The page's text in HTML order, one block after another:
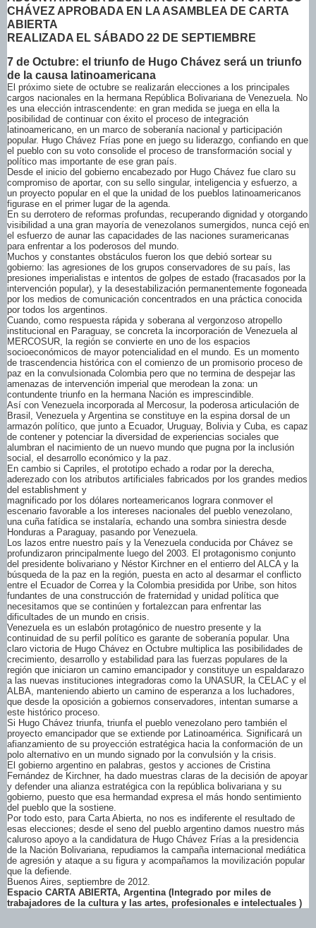
CHÁVEZ APROBADA EN LA ASAMBLEA DE CARTA
ABIERTA
REALIZADA EL SÁBADO 22 DE SEPTIEMBRE
7 de Octubre: el triunfo de Hugo Chávez será un triunfo
de la causa latinoamericana
El próximo siete de octubre se realizarán elecciones a los principales
cargos nacionales en la hermana República Bolivariana de Venezuela. No
es una elección intrascendente: en gran medida se juega en ella la
posibilidad de continuar con éxito el proceso de integración
latinoamericano, en un marco de soberanía nacional y participación
popular. Hugo Chávez Frías pone en juego su liderazgo, confiando en que
el pueblo con su voto consolide el proceso de transformación social y
político mas importante de ese gran país.
Desde el inicio del gobierno encabezado por Hugo Chávez fue claro su
compromiso de aportar, con su sello singular, inteligencia y esfuerzo, a
un proyecto popular en el que la unidad de los pueblos latinoamericanos
figurase en el primer lugar de la agenda.
En su derrotero de reformas profundas, recuperando dignidad y otorgando
visibilidad a una gran mayoría de venezolanos sumergidos, nunca cejó en
el esfuerzo de aunar las capacidades de las naciones suramericanas
para enfrentar a los poderosos del mundo.
Muchos y constantes obstáculos fueron los que debió sortear su
gobierno: las agresiones de los grupos conservadores de su país, las
presiones imperialistas e intentos de golpes de estado (fracasados por la
intervención popular), y la desestabilización permanentemente fogoneada
por los medios de comunicación concentrados en una práctica conocida
por todos los argentinos.
Cuando, como respuesta rápida y soberana al vergonzoso atropello
institucional en Paraguay, se concreta la incorporación de Venezuela al
MERCOSUR, la región se convierte en uno de los espacios
socioeconómicos de mayor potencialidad en el mundo. Es un momento
de trascendencia histórica con el comienzo de un promisorio proceso de
paz en la convulsionada Colombia pero que no termina de despejar las
amenazas de intervención imperial que merodean la zona: un
contundente triunfo en la hermana Nación es imprescindible.
Así con Venezuela incorporada al Mercosur, la poderosa articulación de
Brasil, Venezuela y Argentina se constituye en la espina dorsal de un
armazón político, que junto a Ecuador, Uruguay, Bolivia y Cuba, es capaz
de contener y potenciar la diversidad de experiencias sociales que
alumbran el nacimiento de un nuevo mundo que pugna por la inclusión
social, el desarrollo económico y la paz.
En cambio si Capriles, el prototipo echado a rodar por la derecha,
aderezado con los atributos artificiales fabricados por los grandes medios
del establishment y
magnificado por los dólares norteamericanos lograra conmover el
escenario favorable a los intereses nacionales del pueblo venezolano,
una cuña fatídica se instalaría, echando una sombra siniestra desde
Honduras a Paraguay, pasando por Venezuela.
Los lazos entre nuestro país y la Venezuela conducida por Chávez se
profundizaron principalmente luego del 2003. El protagonismo conjunto
del presidente bolivariano y Néstor Kirchner en el entierro del ALCA y la
búsqueda de la paz en la región, puesta en acto al desarmar el conflicto
entre el Ecuador de Correa y la Colombia presidida por Uribe, son hitos
fundantes de una construcción de fraternidad y unidad política que
necesitamos que se continúen y fortalezcan para enfrentar las
dificultades de un mundo en crisis.
Venezuela es un eslabón protagónico de nuestro presente y la
continuidad de su perfil político es garante de soberanía popular. Una
claro victoria de Hugo Chávez en Octubre multiplica las posibilidades de
crecimiento, desarrollo y estabilidad para las fuerzas populares de la
región que iniciaron un camino emancipador y constituye un espaldarazo
a las nuevas instituciones integradoras como la UNASUR, la CELAC y el
ALBA, manteniendo abierto un camino de esperanza a los luchadores,
que desde la oposición a gobiernos conservadores, intentan sumarse a
este histórico proceso.
Si Hugo Chávez triunfa, triunfa el pueblo venezolano pero también el
proyecto emancipador que se extiende por Latinoamérica. Significará un
afianzamiento de su proyección estratégica hacia la conformación de un
polo alternativo en un mundo signado por la convulsión y la crisis.
El gobierno argentino en palabras, gestos y acciones de Cristina
Fernández de Kirchner, ha dado muestras claras de la decisión de apoyar
y defender una alianza estratégica con la república bolivariana y su
gobierno, puesto que esa hermandad expresa el más hondo sentimiento
del pueblo que la sostiene.
Por todo esto, para Carta Abierta, no nos es indiferente el resultado de
esas elecciones; desde el seno del pueblo argentino damos nuestro más
caluroso apoyo a la candidatura de Hugo Chávez Frías a la presidencia
de la Nación Bolivariana, repudiamos la campaña internacional mediática
de agresión y ataque a su figura y acompañamos la movilización popular
que la defiende.
Buenos Aires, septiembre de 2012.
Espacio CARTA ABIERTA, Argentina (Integrado por miles de
trabajadores de la cultura y las artes, profesionales e intelectuales )